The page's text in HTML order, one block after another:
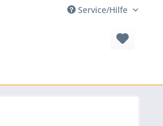
Service/Hilfe